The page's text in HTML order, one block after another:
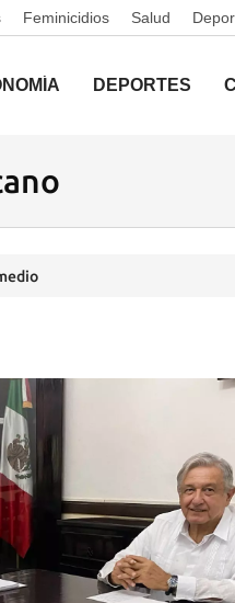
Feminicidios Salud
DEPORTES